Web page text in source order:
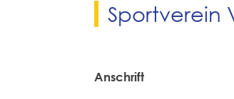
Sportverein
Anschrift